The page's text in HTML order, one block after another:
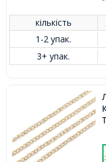
кількість
1-2 упак.
3+ упак.